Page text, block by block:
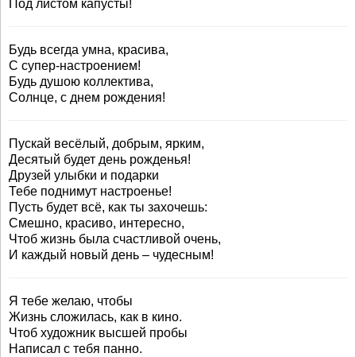
Под листом капусты!
Будь всегда умна, красива,
С супер-настроением!
Будь душою коллектива,
Солнце, с днем рождения!
Пускай весёлый, добрым, ярким,
Десятый будет день рожденья!
Друзей улыбки и подарки
Тебе поднимут настроенье!
Пусть будет всё, как ты захочешь:
Смешно, красиво, интересно,
Чтоб жизнь была счастливой очень,
И каждый новый день – чудесным!
Я тебе желаю, чтобы
Жизнь сложилась, как в кино.
Чтоб художник высшей пробы
Написал с тебя панно.